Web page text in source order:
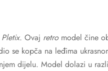
Pletix. Ovaj retromodel čine
se kopča na leđima
dijelu. Model dolazi u